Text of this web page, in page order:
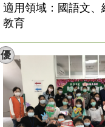
適用領域：國語文、
教育
優